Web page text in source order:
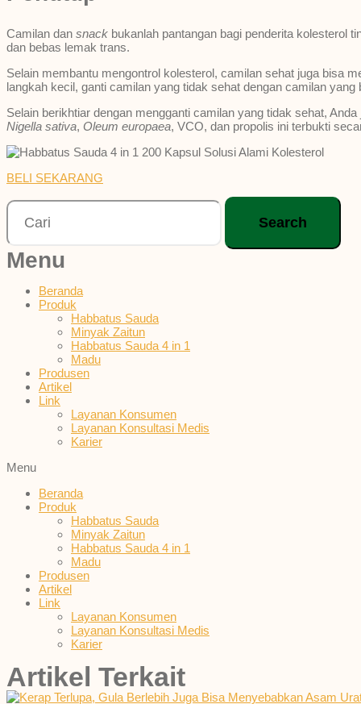
Camilan dan snack bukanlah pantangan bagi penderita kolesterol
dan bebas lemak trans.
Selain membantu mengontrol kolesterol, camilan sehat juga bisa
langkah kecil, ganti camilan yang tidak sehat dengan camilan yang
Selain berikhtiar dengan mengganti camilan yang tidak sehat,
Nigella sativa, Oleum europaea, VCO, dan propolis ini terbukti
BELI SEKARANG
Search
Menu
Beranda
Produk
Habbatus Sauda
Minyak Zaitun
Habbatus Sauda 4 in 1
Madu
Produsen
Artikel
Link
Layanan Konsumen
Layanan Konsultasi Medis
Karier
Menu
Beranda
Produk
Habbatus Sauda
Minyak Zaitun
Habbatus Sauda 4 in 1
Madu
Produsen
Artikel
Link
Layanan Konsumen
Layanan Konsultasi Medis
Karier
Artikel Terkait